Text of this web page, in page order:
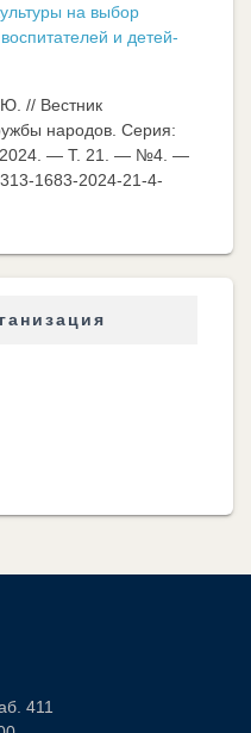
на выбор
и детей-
// Вестник
народов. Серия:
2024. — Т. 21. — №4. —
1683-2024-21-4-
411